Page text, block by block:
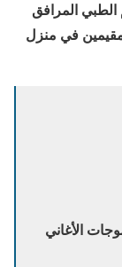
المرافق
في منزل
الأغاني